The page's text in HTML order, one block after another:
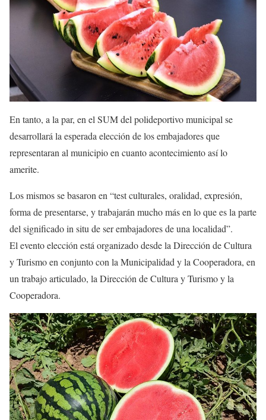
En tanto, a la par, en el SUM del polideportivo municipal se
desarrollará la esperada elección de los embajadores que
representaran al municipio en cuanto acontecimiento así lo
amerite.
Los mismos se basaron en “test culturales, oralidad, expresión,
forma de presentarse, y trabajarán mucho más en lo que es la parte
del significado in situ de ser embajadores de una localidad”.
El evento elección está organizado desde la Dirección de Cultura
y Turismo en conjunto con la Municipalidad y la Cooperadora, en
un trabajo articulado, la Dirección de Cultura y Turismo y la
Cooperadora.